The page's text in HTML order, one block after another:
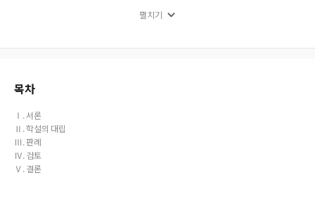
use there was the interest of appeal in 94DA3063 case and 96DA12276 case.
펼치기
목차
Ⅰ. 서론
Ⅱ. 학설의 대립
Ⅲ. 판례
Ⅳ. 검토
Ⅴ. 결론